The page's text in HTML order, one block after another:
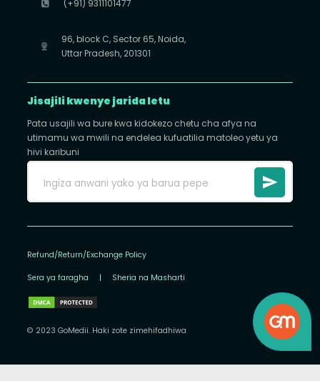
(+91) 9311101477
96, block C, Sector 65, Noida,
Uttar Pradesh, 201301
Jisajili kwenye jarida letu
Pata usajili wa bure kwa kidokezo chetu cha afya na
utimamu wa mwili na endelea kufuatilia matoleo yetu ya
hivi karibuni
Refund/Return/Exchange Policy
Sera ya faragha | Sheria na Masharti
© 2023 GoMedii. Haki zote zimehifadhiwa